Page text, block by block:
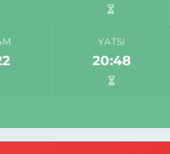
YATSI
20:48